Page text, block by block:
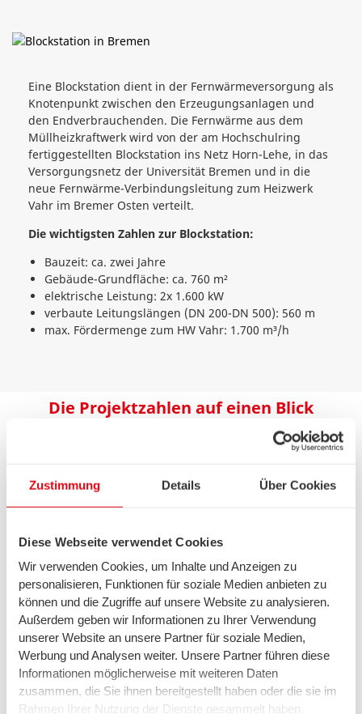
Zustimmung Details Über Cookies
Diese Webseite verwendet Cookies
Wir verwenden Cookies, um Inhalte und Anzeigen zu
personalisieren, Funktionen für soziale Medien anbieten zu
können und die Zugriffe auf unsere Website zu analysieren.
Außerdem geben wir Informationen zu Ihrer Verwendung
unserer Website an unsere Partner für soziale Medien,
Werbung und Analysen weiter. Unsere Partner führen diese
Informationen möglicherweise mit weiteren Daten
zusammen, die Sie ihnen bereitgestellt haben oder die sie im
Rahmen Ihrer Nutzung der Dienste gesammelt haben.
Eine Blockstation dient in der Fernwärmeversorgung als
Knotenpunkt zwischen den Erzeugungsanlagen und
den Endverbrauchenden. Die Fernwärme aus dem
Müllheizkraftwerk wird von der am Hochschulring
fertiggestellten Blockstation ins Netz Horn-Lehe, in das
Versorgungsnetz der Universität Bremen und in die
neue Fernwärme-Verbindungsleitung zum Heizwerk
Vahr im Bremer Osten verteilt.
Die wichtigsten Zahlen zur Blockstation:
Bauzeit: ca. zwei Jahre
Gebäude-Grundfläche: ca. 760 m²
elektrische Leistung: 2x 1.600 kW
verbaute Leitungslängen (DN 200-DN 500): 560 m
max. Fördermenge zum HW Vahr: 1.700 m³/h
Die Projektzahlen auf einen Blick
7 Planungsvarianten
3 Anwohnerversammlungen
in den Stadtteilen
9 Beiratsversammlungen
in den Stadtteilen